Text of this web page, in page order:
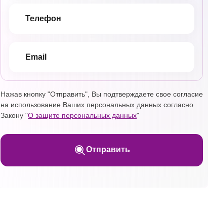
Нажав кнопку "Отправить", Вы подтверждаете свое согласие
на использование Ваших персональных данных согласно
Закону "О защите персональных данных"
Отправить